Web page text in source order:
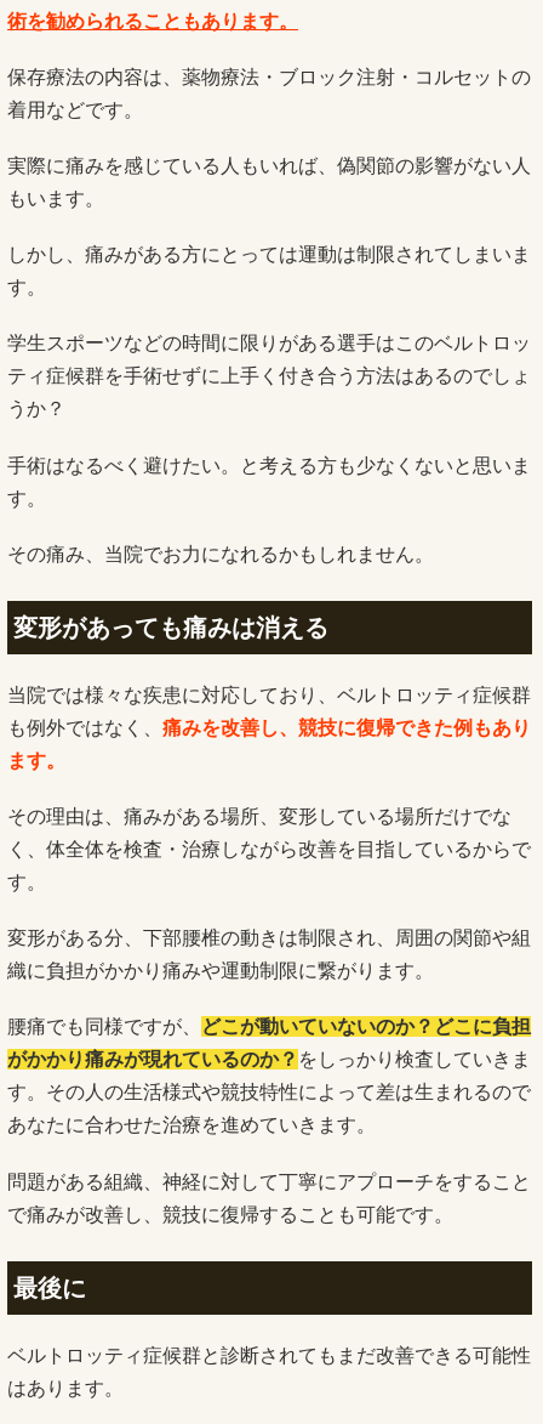
術を勧められることもあります。
保存療法の内容は、薬物療法・ブロック注射・コルセットの
着用などです。
実際に痛みを感じている人もいれば、偽関節の影響がない人
もいます。
しかし、痛みがある方にとっては運動は制限されてしまいま
す。
学生スポーツなどの時間に限りがある選手はこのベルトロッ
ティ症候群を手術せずに上手く付き合う方法はあるのでしょ
うか？
手術はなるべく避けたい。と考える方も少なくないと思いま
す。
その痛み、当院でお力になれるかもしれません。
変形があっても痛みは消える
当院では様々な疾患に対応しており、ベルトロッティ症候群
も例外ではなく、 痛みを改善し、競技に復帰できた例もあり
ます。
その理由は、痛みがある場所、変形している場所だけでな
く、体全体を検査・治療しながら改善を目指しているからで
す。
変形がある分、下部腰椎の動きは制限され、周囲の関節や組
織に負担がかかり痛みや運動制限に繋がります。
腰痛でも同様ですが、
どこが動いていないのか？どこに負担
がかかり痛みが現れているのか？ をしっかり検査していきま
す。その人の生活様式や競技特性によって差は生まれるので
あなたに合わせた治療を進めていきます。
問題がある組織、神経に対して丁寧にアプローチをすること
で痛みが改善し、競技に復帰することも可能です。
最後に
ベルトロッティ症候群と診断されてもまだ改善できる可能性
はあります。